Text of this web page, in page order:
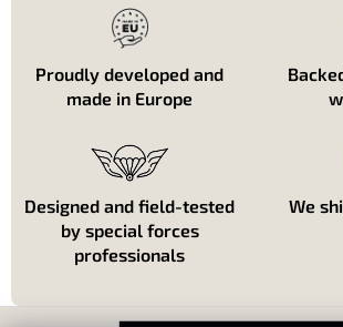
Proudly developed and
made in Europe
Designed and field-tested
by special forces
professionals
We